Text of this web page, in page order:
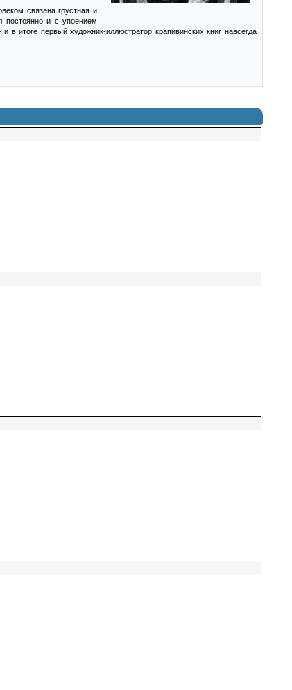
связана грустная и
постоянно и с упоением
итоге первый художник-иллюстратор крапивинских книг навсегда